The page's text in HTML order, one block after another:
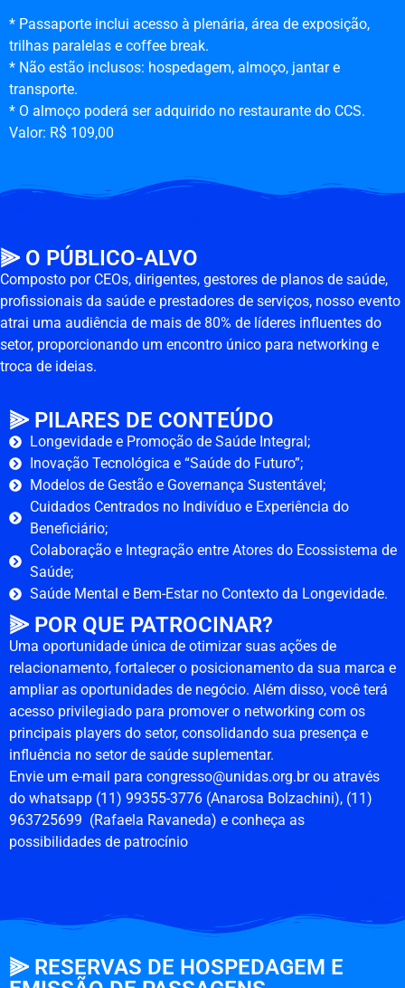
* Passaporte inclui acesso à plenária, área de exposição,
trilhas paralelas e coffee break.
* Não estão inclusos: hospedagem, almoço, jantar e
transporte.
* O almoço poderá ser adquirido no restaurante do CCS.
Valor: R$ 109,00
⫸ O PÚBLICO-ALVO
Composto por CEOs, dirigentes, gestores de planos de saúde,
profissionais da saúde e prestadores de serviços, nosso evento
atrai uma audiência de mais de 80% de líderes influentes do
setor, proporcionando um encontro único para networking e
troca de ideias.
⫸ PILARES DE CONTEÚDO
Longevidade e Promoção de Saúde Integral;
Inovação Tecnológica e “Saúde do Futuro”;
Modelos de Gestão e Governança Sustentável;
Cuidados Centrados no Indivíduo e Experiência do
Beneficiário;
Colaboração e Integração entre Atores do Ecossistema de
Saúde;
Saúde Mental e Bem-Estar no Contexto da Longevidade.
⫸ POR QUE PATROCINAR?
Uma oportunidade única de otimizar suas ações de
relacionamento, fortalecer o posicionamento da sua marca e
ampliar as oportunidades de negócio. Além disso, você terá
acesso privilegiado para promover o networking com os
principais players do setor, consolidando sua presença e
influência no setor de saúde suplementar.
Envie um e-mail para congresso@unidas.org.brou através
do whatsapp (11) 99355-3776 (Anarosa Bolzachini), (11)
963725699 (Rafaela Ravaneda) e conheça as
possibilidades de patrocínio
⫸ RESERVAS DE HOSPEDAGEM E